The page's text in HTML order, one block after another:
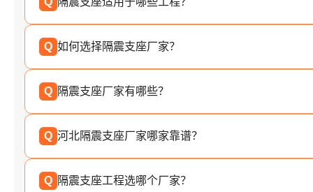
Q 如何选择隔震支座厂家？
Q 隔震支座厂家有哪些？
Q 河北隔震支座厂家哪家靠谱？
Q 隔震支座工程选哪个厂家？